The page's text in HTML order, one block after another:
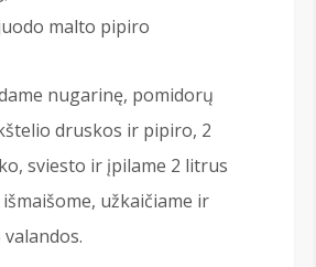
malto pipiro
nugarinę, pomidorų
druskos ir pipiro, 2
sviesto ir įpilame 2 litrus
užkaičiame ir